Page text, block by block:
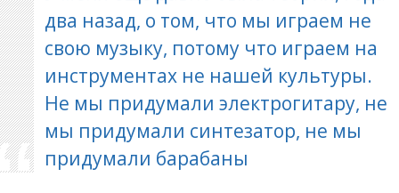
два назад, о том, что мы играем не
свою музыку, потому что играем на
инструментах не нашей культуры.
Не мы придумали электрогитару, не
мы придумали синтезатор, не мы
придумали барабаны